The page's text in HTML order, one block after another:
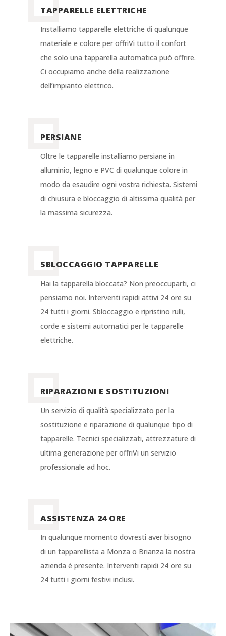
TAPPARELLE ELETTRICHE
Installiamo tapparelle elettriche di qualunque
materiale e colore per offriVi tutto il confort
che solo una tapparella automatica può offrire.
Ci occupiamo anche della realizzazione
dell’impianto elettrico.
PERSIANE
Oltre le tapparelle installiamo persiane in
alluminio, legno e PVC di qualunque colore in
modo da esaudire ogni vostra richiesta. Sistemi
di chiusura e bloccaggio di altissima qualità per
la massima sicurezza.
SBLOCCAGGIO TAPPARELLE
Hai la tapparella bloccata? Non preoccuparti, ci
pensiamo noi. Interventi rapidi attivi 24 ore su
24 tutti i giorni. Sbloccaggio e ripristino rulli,
corde e sistemi automatici per le tapparelle
elettriche.
RIPARAZIONI E SOSTITUZIONI
Un servizio di qualità specializzato per la
sostituzione e riparazione di qualunque tipo di
tapparelle. Tecnici specializzati, attrezzature di
ultima generazione per offriVi un servizio
professionale ad hoc.
ASSISTENZA 24 ORE
In qualunque momento dovresti aver bisogno
di un tapparellista a Monza o Brianza la nostra
azienda è presente. Interventi rapidi 24 ore su
24 tutti i giorni festivi inclusi.